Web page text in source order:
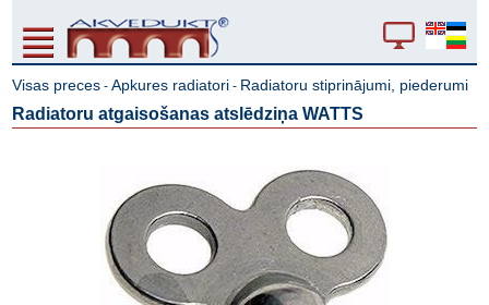
Visas preces -Apkures radiatori - Radiatoru stiprinājumi, piederumi
Radiatoru atgaisošanas atslēdziņa WATTS